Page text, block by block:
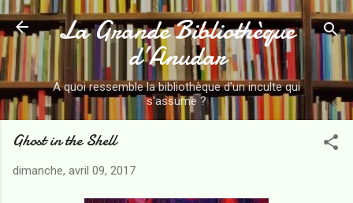
Accéder au contenu principal
La Grande Bibliothèque
d’Anudar
A quoi ressemble la bibliothèque d'un inculte qui
s'assume ?
Ghost in the Shell
dimanche, avril 09, 2017